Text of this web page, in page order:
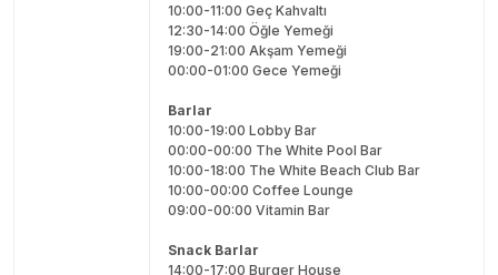
10:00-11:00 Geç Kahvaltı
12:30-14:00 Öğle Yemeği
19:00-21:00 Akşam Yemeği
00:00-01:00 Gece Yemeği
Barlar
10:00-19:00 Lobby Bar
00:00-00:00 The White Pool Bar
10:00-18:00 The White Beach Club Bar
10:00-00:00 Coffee Lounge
09:00-00:00 Vitamin Bar
Snack Barlar
14:00-17:00 Burger House